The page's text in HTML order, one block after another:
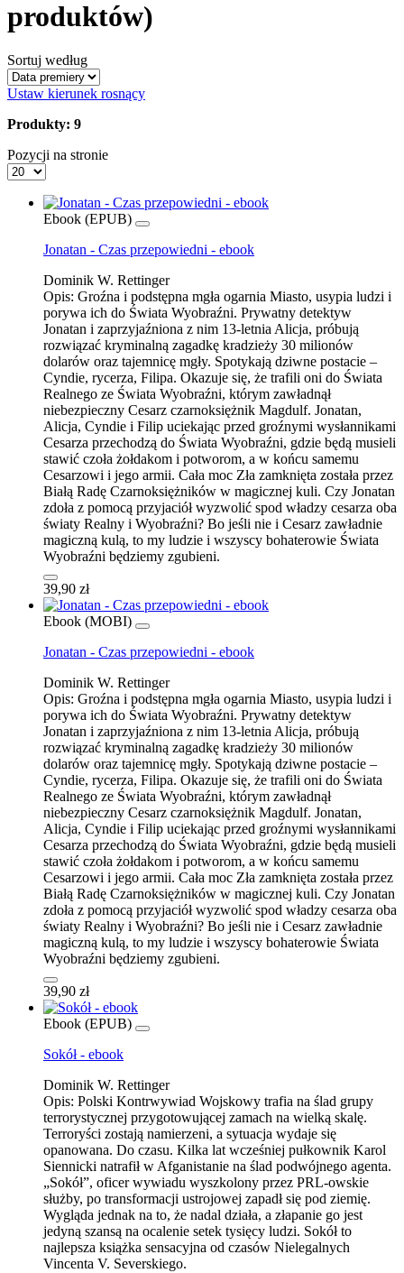
produktów)
Sortuj według
Ustaw kierunek rosnący
Produkty: 9
Pozycji na stronie
Ebook (EPUB)
Jonatan - Czas przepowiedni - ebook
Dominik W. Rettinger
Opis: Groźna i podstępna mgła ogarnia Miasto, usypia ludzi i
porywa ich do Świata Wyobraźni. Prywatny detektyw
Jonatan i zaprzyjaźniona z nim 13-letnia Alicja, próbują
rozwiązać kryminalną zagadkę kradzieży 30 milionów
dolarów oraz tajemnicę mgły. Spotykają dziwne postacie –
Cyndie, rycerza, Filipa. Okazuje się, że trafili oni do Świata
Realnego ze Świata Wyobraźni, którym zawładnął
niebezpieczny Cesarz czarnoksiężnik Magdulf. Jonatan,
Alicja, Cyndie i Filip uciekając przed groźnymi wysłannikami
Cesarza przechodzą do Świata Wyobraźni, gdzie będą musieli
stawić czoła żołdakom i potworom, a w końcu samemu
Cesarzowi i jego armii. Cała moc Zła zamknięta została przez
Białą Radę Czarnoksiężników w magicznej kuli. Czy Jonatan
zdoła z pomocą przyjaciół wyzwolić spod władzy cesarza oba
światy Realny i Wyobraźni? Bo jeśli nie i Cesarz zawładnie
magiczną kulą, to my ludzie i wszyscy bohaterowie Świata
Wyobraźni będziemy zgubieni.
39,90 zł
Ebook (MOBI)
Jonatan - Czas przepowiedni - ebook
Dominik W. Rettinger
Opis: Groźna i podstępna mgła ogarnia Miasto, usypia ludzi i
porywa ich do Świata Wyobraźni. Prywatny detektyw
Jonatan i zaprzyjaźniona z nim 13-letnia Alicja, próbują
rozwiązać kryminalną zagadkę kradzieży 30 milionów
dolarów oraz tajemnicę mgły. Spotykają dziwne postacie –
Cyndie, rycerza, Filipa. Okazuje się, że trafili oni do Świata
Realnego ze Świata Wyobraźni, którym zawładnął
niebezpieczny Cesarz czarnoksiężnik Magdulf. Jonatan,
Alicja, Cyndie i Filip uciekając przed groźnymi wysłannikami
Cesarza przechodzą do Świata Wyobraźni, gdzie będą musieli
stawić czoła żołdakom i potworom, a w końcu samemu
Cesarzowi i jego armii. Cała moc Zła zamknięta została przez
Białą Radę Czarnoksiężników w magicznej kuli. Czy Jonatan
zdoła z pomocą przyjaciół wyzwolić spod władzy cesarza oba
światy Realny i Wyobraźni? Bo jeśli nie i Cesarz zawładnie
magiczną kulą, to my ludzie i wszyscy bohaterowie Świata
Wyobraźni będziemy zgubieni.
39,90 zł
Ebook (EPUB)
Sokół - ebook
Dominik W. Rettinger
Opis: Polski Kontrwywiad Wojskowy trafia na ślad grupy
terrorystycznej przygotowującej zamach na wielką skalę.
Terroryści zostają namierzeni, a sytuacja wydaje się
opanowana. Do czasu. Kilka lat wcześniej pułkownik Karol
Siennicki natrafił w Afganistanie na ślad podwójnego agenta.
„Sokół”, oficer wywiadu wyszkolony przez PRL-owskie
służby, po transformacji ustrojowej zapadł się pod ziemię.
Wygląda jednak na to, że nadal działa, a złapanie go jest
jedyną szansą na ocalenie setek tysięcy ludzi. Sokół to
najlepsza książka sensacyjna od czasów Nielegalnych
Vincenta V. Severskiego.